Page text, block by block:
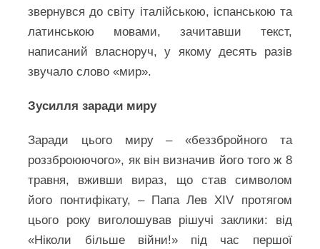
звернувся до світу італійською, іспанською та
латинською мовами, зачитавши текст,
написаний власноруч, у якому десять разів
звучало слово «мир».
Зусилля заради миру
Заради цього миру – «беззбройного та
роззброюючого», як він визначив його того ж 8
травня, вживши вираз, що став символом
його понтифікату, – Папа Лев XIV протягом
цього року виголошував рішучі заклики: від
«Ніколи більше війни!» під час першої